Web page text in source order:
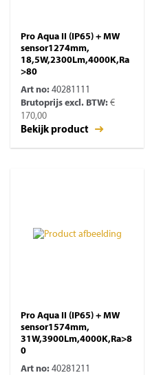
Pro Aqua II (IP65) + MW
sensor1274mm,
18,5W,2300Lm,4000K,Ra
>80
Art no: 40281111
Brutoprijs excl. BTW: €
170,00
Bekijk product
Pro Aqua II (IP65) + MW
sensor1574mm,
31W,3900Lm,4000K,Ra>8
0
Art no: 40281211